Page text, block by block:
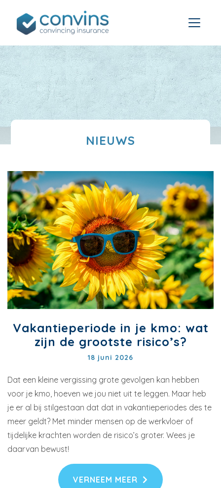
NIEUWS
Vakantieperiode in je kmo: wat
zijn de grootste risico’s?
18 juni 2026
Dat een kleine vergissing grote gevolgen kan hebben
voor je kmo, hoeven we jou niet uit te leggen. Maar heb
je er al bij stilgestaan dat dat in vakantieperiodes des te
meer geldt? Met minder mensen op de werkvloer of
tijdelijke krachten worden de risico’s groter. Wees je
daarvan bewust!
VERNEEM MEER